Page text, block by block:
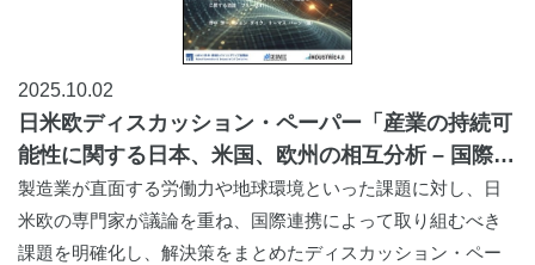
2025.10.02
日米欧ディスカッション・ペーパー「産業の持続可
能性に関する日本、米国、欧州の相互分析 – 国際協
業のために -」
製造業が直面する労働力や地球環境といった課題に対し、日
米欧の専門家が議論を重ね、国際連携によって取り組むべき
課題を明確化し、解決策をまとめたディスカッション・ペー